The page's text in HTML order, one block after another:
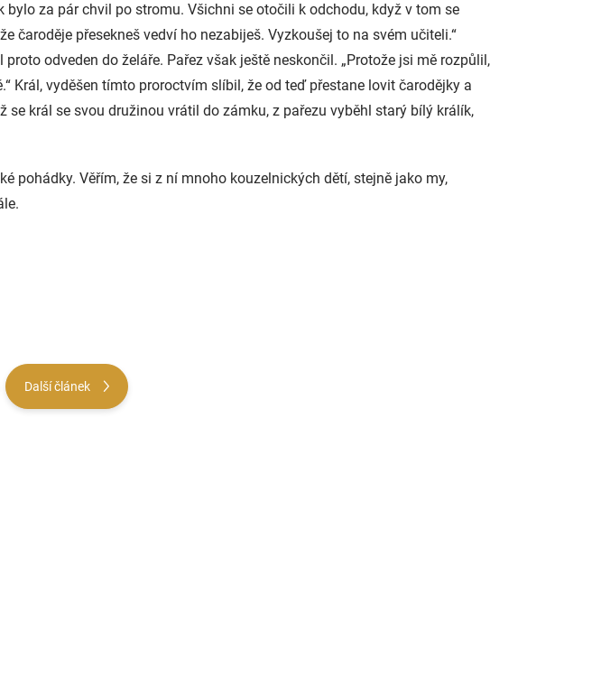
za pár chvil po stromu. Všichni se otočili k odchodu, když v tom se
čaroděje přesekneš vedví ho nezabiješ. Vyzkoušej to na svém učiteli.“
odveden do želáře. Pařez však ještě neskončil. „Protože jsi mě rozpůlil,
Král, vyděšen tímto proroctvím slíbil, že od teď přestane lovit čarodějky a
král se svou družinou vrátil do zámku, z pařezu vyběhl starý bílý králík,
pohádky. Věřím, že si z ní mnoho kouzelnických dětí, stejně jako my,
Další článek